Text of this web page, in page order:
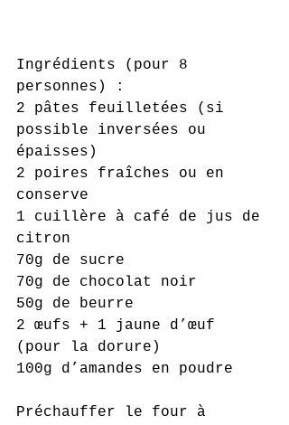
Ingrédients (pour 8
personnes) :
2 pâtes feuilletées (si
possible inversées ou
épaisses)
2 poires fraîches ou en
conserve
1 cuillère à café de jus de
citron
70g de sucre
70g de chocolat noir
50g de beurre
2 œufs + 1 jaune d’œuf
(pour la dorure)
100g d’amandes en poudre
Préchauffer le four à